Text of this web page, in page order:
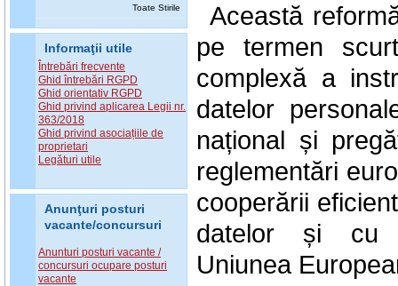
Toate Stirile
Informaţii utile
Întrebări frecvente
Ghid întrebări RGPD
Ghid orientativ RGPD
Ghid privind aplicarea Legii nr.
363/2018
Ghid privind asociațiile de
proprietari
Legături utile
Anunţuri posturi
vacante/concursuri
Anunturi posturi vacante /
concursuri ocupare posturi
vacante
Această
pe termen
complexă a
datelor
național și
reglementări
cooperării
datelor și cu
Uniunea.